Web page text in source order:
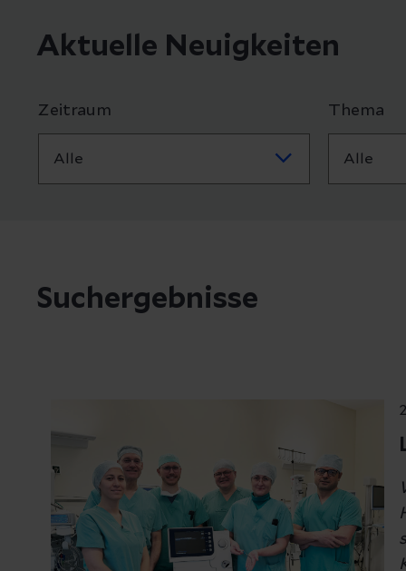
Aktuelle Neuigkeiten
Zeitraum Thema
Suchergebnisse